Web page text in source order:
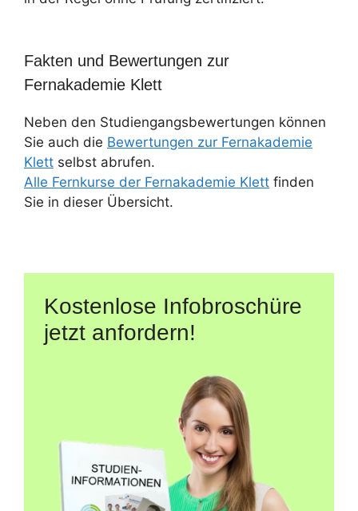
Fakten und Bewertungen zur
Fernakademie Klett
Neben den Studiengangsbewertungen können
Sie auch die Bewertungen zur Fernakademie
Klett selbst abrufen.
Alle Fernkurse der Fernakademie Klett finden
Sie in dieser Übersicht.
Kostenlose Infobroschüre
jetzt anfordern!